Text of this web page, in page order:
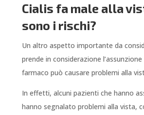
Cialis fa male alla
sono i rischi?
Un altro aspetto importante da
prende in considerazione l’assunzione
farmaco può causare problemi alla
In effetti, alcuni pazienti che hanno
hanno segnalato problemi alla vista,